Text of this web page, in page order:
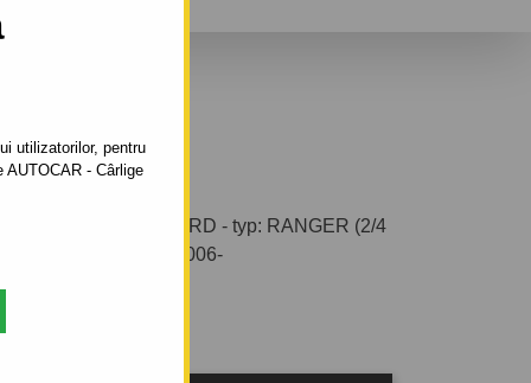
utilizatorilor, pentru
- Cârlige
autoturism FORD - typ: RANGER (2/4
din 1999-2006-